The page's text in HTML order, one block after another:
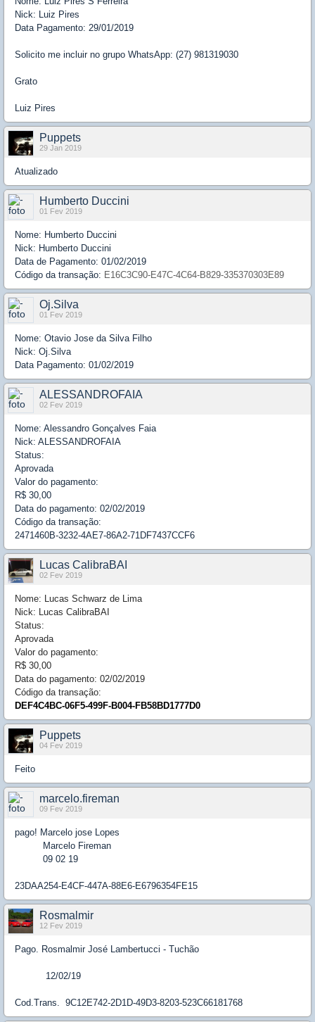
Nick: Luiz Pires
Data Pagamento: 29/01/2019
Solicito me incluir no grupo WhatsApp: (27) 981319030
Grato
Luiz Pires
Puppets
29 Jan 2019
Atualizado
Humberto Duccini
01 Fev 2019
Nome: Humberto Duccini
Nick: Humberto Duccini
Data de Pagamento: 01/02/2019
Código da transação: E16C3C90-E47C-4C64-B829-335370303E89
Oj.Silva
01 Fev 2019
Nome: Otavio Jose da Silva Filho
Nick: Oj.Silva
Data Pagamento: 01/02/2019
ALESSANDROFAIA
02 Fev 2019
Nome: Alessandro Gonçalves Faia
Nick: ALESSANDROFAIA
Status:
Aprovada
Valor do pagamento:
R$ 30,00
Data do pagamento: 02/02/2019
Código da transação:
2471460B-3232-4AE7-86A2-71DF7437CCF6
Lucas CalibraBAI
02 Fev 2019
Nome: Lucas Schwarz de Lima
Nick: Lucas CalibraBAI
Status:
Aprovada
Valor do pagamento:
R$ 30,00
Data do pagamento: 02/02/2019
Código da transação:
DEF4C4BC-06F5-499F-B004-FB58BD1777D0
Puppets
04 Fev 2019
Feito
marcelo.fireman
09 Fev 2019
pago! Marcelo jose Lopes
Marcelo Fireman
09 02 19
23DAA254-E4CF-447A-88E6-E6796354FE15
Rosmalmir
12 Fev 2019
Pago. Rosmalmir José Lambertucci - Tuchão
12/02/19
Cod.Trans. 9C12E742-2D1D-49D3-8203-523C66181768